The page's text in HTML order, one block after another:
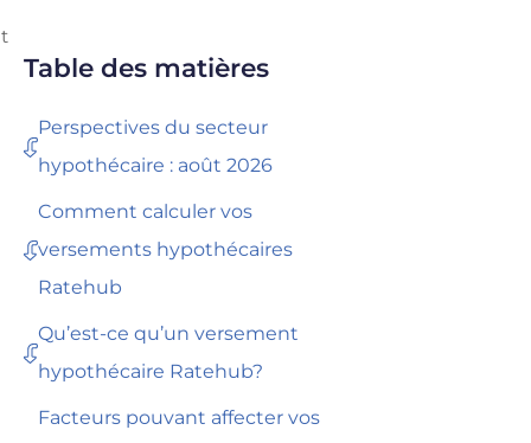
Table des matières
Perspectives du secteur
hypothécaire : août 2026
Comment calculer vos
versements hypothécaires
Ratehub
Qu’est-ce qu’un versement
hypothécaire Ratehub?
Facteurs pouvant affecter vos